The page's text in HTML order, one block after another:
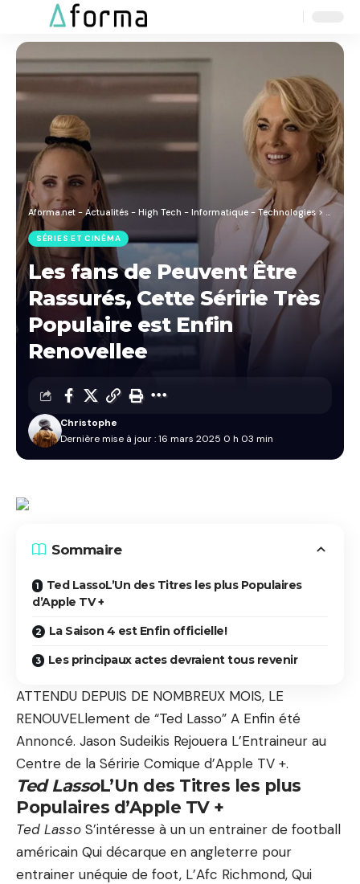
Aforma.net - Actualités - High Tech - Informatique - Technologies> Blog
SÉRIES ET CINÉMA
Les fans de Peuvent Être
Rassurés, Cette Séririe Très
Populaire est Enfin
Renovellee
Dernière mise à jour : 16 mars 2025 0 h 03 min
Christophe
Sommaire
Ted LassoL’Un des Titres les plus Populaires
d’Apple TV +
La Saison 4 est Enfin officielle!
Les principaux actes devraient tous revenir
ATTENDU DEPUIS DE NOMBREUX MOIS, LE
RENOUVELlement de “Ted Lasso” A Enfin été
Annoncé. Jason Sudeikis Rejouera L’Entraineur au
Centre de la Séririe Comique d’Apple TV +.
Ted LassoL’Un des Titres les plus
Populaires d’Apple TV +
Ted Lasso S’intéresse à un un entrainer de football
américain Qui décarque en angleterre pour
entrainer unéquie de foot, L’Afc Richmond, Qui